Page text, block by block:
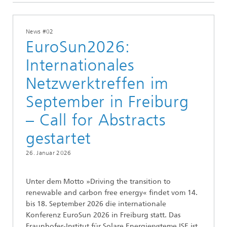
News #02
EuroSun2026:
Internationales
Netzwerktreffen im
September in Freiburg
– Call for Abstracts
gestartet
26. Januar 2026
Unter dem Motto »Driving the transition to
renewable and carbon free energy« findet vom 14.
bis 18. September 2026 die internationale
Konferenz EuroSun 2026 in Freiburg statt. Das